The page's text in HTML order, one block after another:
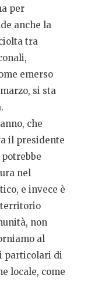
per
anche la
tra
emerso
si sta
che
il presidente
nel
e invece è
territorio
non
al
particolari di
locale, come